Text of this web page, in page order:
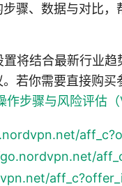
骤、数据与对比
将结合最新行业
若你需要直接购
步骤与风险评估（